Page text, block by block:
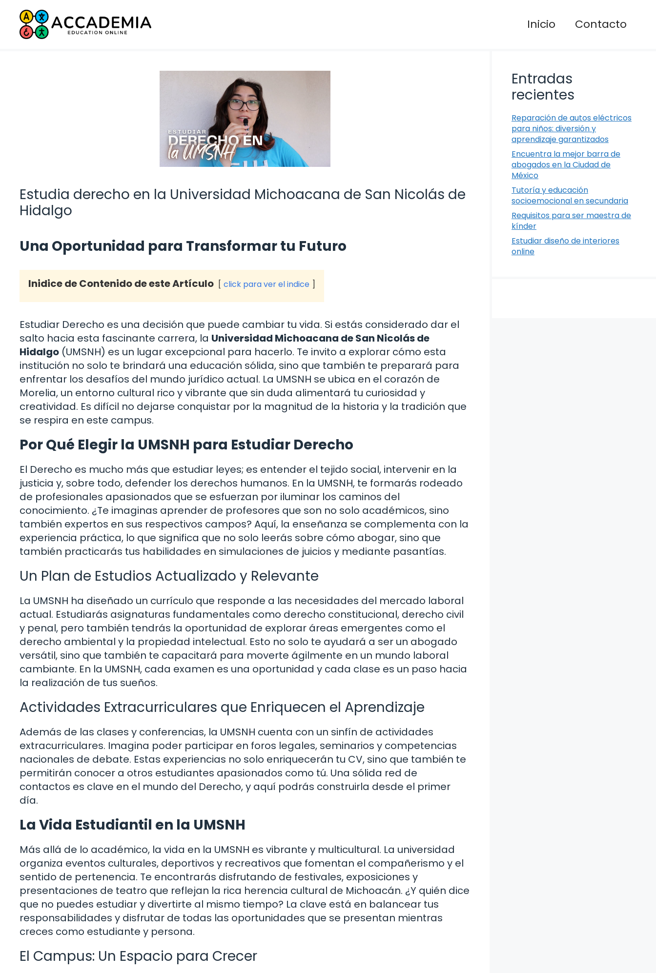
Saltar
contenido
Inicio Contacto
Estudia derecho en la Universidad Michoacana de San Nicolás de
Hidalgo
Una Oportunidad para Transformar tu Futuro
Inidice de Contenido de este Artículo click para ver el indice
Estudiar Derecho es una decisión que puede cambiar tu vida. Si estás considerado dar el
salto hacia esta fascinante carrera, la Universidad Michoacana de San Nicolás de
Hidalgo (UMSNH) es un lugar excepcional para hacerlo. Te invito a explorar cómo esta
institución no solo te brindará una educación sólida, sino que también te preparará para
enfrentar los desafíos del mundo jurídico actual. La UMSNH se ubica en el corazón de
Morelia, un entorno cultural rico y vibrante que sin duda alimentará tu curiosidad y
creatividad. Es difícil no dejarse conquistar por la magnitud de la historia y la tradición que
se respira en este campus.
Por Qué Elegir la UMSNH para Estudiar Derecho
El Derecho es mucho más que estudiar leyes; es entender el tejido social, intervenir en la
justicia y, sobre todo, defender los derechos humanos. En la UMSNH, te formarás rodeado
de profesionales apasionados que se esfuerzan por iluminar los caminos del
conocimiento. ¿Te imaginas aprender de profesores que son no solo académicos, sino
también expertos en sus respectivos campos? Aquí, la enseñanza se complementa con la
experiencia práctica, lo que significa que no solo leerás sobre cómo abogar, sino que
también practicarás tus habilidades en simulaciones de juicios y mediante pasantías.
Un Plan de Estudios Actualizado y Relevante
La UMSNH ha diseñado un currículo que responde a las necesidades del mercado laboral
actual. Estudiarás asignaturas fundamentales como derecho constitucional, derecho civil
y penal, pero también tendrás la oportunidad de explorar áreas emergentes como el
derecho ambiental y la propiedad intelectual. Esto no solo te ayudará a ser un abogado
versátil, sino que también te capacitará para moverte ágilmente en un mundo laboral
cambiante. En la UMSNH, cada examen es una oportunidad y cada clase es un paso hacia
la realización de tus sueños.
Actividades Extracurriculares que Enriquecen el Aprendizaje
Además de las clases y conferencias, la UMSNH cuenta con un sinfín de actividades
extracurriculares. Imagina poder participar en foros legales, seminarios y competencias
nacionales de debate. Estas experiencias no solo enriquecerán tu CV, sino que también te
permitirán conocer a otros estudiantes apasionados como tú. Una sólida red de
contactos es clave en el mundo del Derecho, y aquí podrás construirla desde el primer
día.
La Vida Estudiantil en la UMSNH
Más allá de lo académico, la vida en la UMSNH es vibrante y multicultural. La universidad
organiza eventos culturales, deportivos y recreativos que fomentan el compañerismo y el
sentido de pertenencia. Te encontrarás disfrutando de festivales, exposiciones y
presentaciones de teatro que reflejan la rica herencia cultural de Michoacán. ¿Y quién dice
que no puedes estudiar y divertirte al mismo tiempo? La clave está en balancear tus
responsabilidades y disfrutar de todas las oportunidades que se presentan mientras
creces como estudiante y persona.
El Campus: Un Espacio para Crecer
Entradas
recientes
Reparación de autos eléctricos
para niños: diversión y
aprendizaje garantizados
Encuentra la mejor barra de
abogados en la Ciudad de
México
Tutoría y educación
socioemocional en secundaria
Requisitos para ser maestra de
kínder
Estudiar diseño de interiores
online